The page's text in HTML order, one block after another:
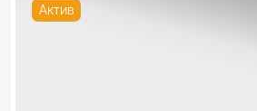
Актив